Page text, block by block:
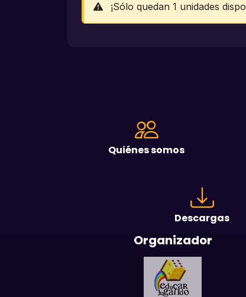
¡Sólo quedan 1 unidades
Quiénes somos
Descargas
Organizador